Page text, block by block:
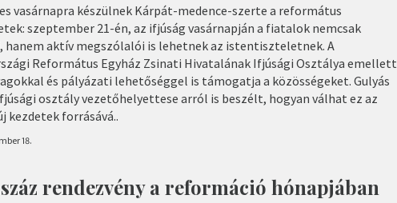
vasárnapra készülnek Kárpát-medence-szerte a református
szeptember 21-én, az ifjúság vasárnapján a fiatalok nemcsak
hanem aktív megszólalói is lehetnek az istentiszteletnek. A
Református Egyház Zsinati Hivatalának Ifjúsági Osztálya emellett
és pályázati lehetőséggel is támogatja a közösségeket. Gulyás
osztály vezetőhelyettese arról is beszélt, hogyan válhat ez az
kezdetek forrásává..
18.
rendezvény a reformáció hónapjában